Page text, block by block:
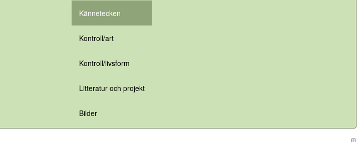
Kännetecken
Kontroll/art
Kontroll/livsform
Litteratur och projekt
Bilder